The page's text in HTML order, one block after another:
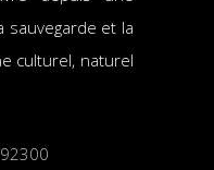
sauvegarde et la
culturel, naturel